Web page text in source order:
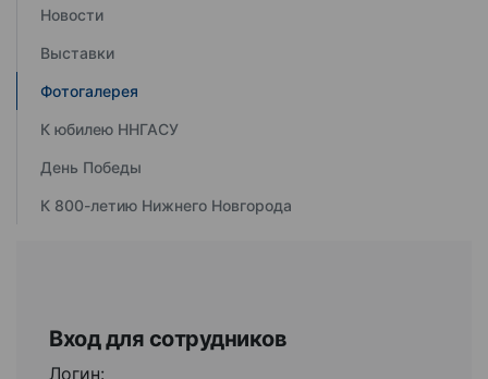
Новости
Выставки
Фотогалерея
К юбилею ННГАСУ
День Победы
К 800-летию Нижнего Новгорода
Вход для сотрудников
Логин: